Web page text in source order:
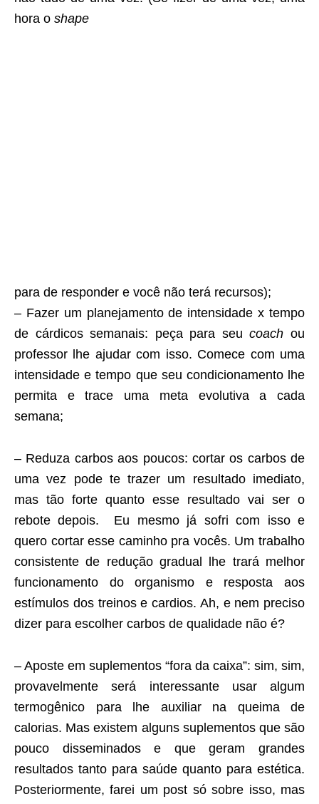
hora o shape
para de responder e você não terá recursos);
– Fazer um planejamento de intensidade x tempo
de cárdicos semanais: peça para seucoach ou
professor lhe ajudar com isso. Comece com uma
intensidade e tempo que seu condicionamento lhe
permita e trace uma meta evolutiva a cada
semana;
– Reduza carbos aos poucos: cortar os carbos de
uma vez pode te trazer um resultado imediato,
mas tão forte quanto esse resultado vai ser o
rebote depois. Eu mesmo já sofri com isso e
quero cortar esse caminho pra vocês. Um trabalho
consistente de redução gradual lhe trará melhor
funcionamento do organismo e resposta aos
estímulos dos treinos e cardios. Ah, e nem preciso
dizer para escolher carbos de qualidade não é?
– Aposte em suplementos “fora da caixa”: sim, sim,
provavelmente será interessante usar algum
termogênico para lhe auxiliar na queima de
calorias. Mas existem alguns suplementos que são
pouco disseminados e que geram grandes
resultados tanto para saúde quanto para estética.
Posteriormente, farei um post só sobre isso, mas